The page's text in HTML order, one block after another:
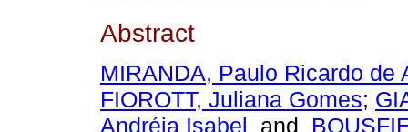
Abstract
MIRANDA, Paulo Ricardo de
FIOROTT, Juliana Gomes;
Andréia Isabel and